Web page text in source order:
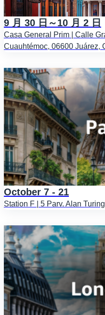
9 月 30 日～10 月 2 日
Casa General Prim | Calle
Cuauhtémoc, 06600 Juárez,
October 7 - 21
Station F | 5 Parv. Alan